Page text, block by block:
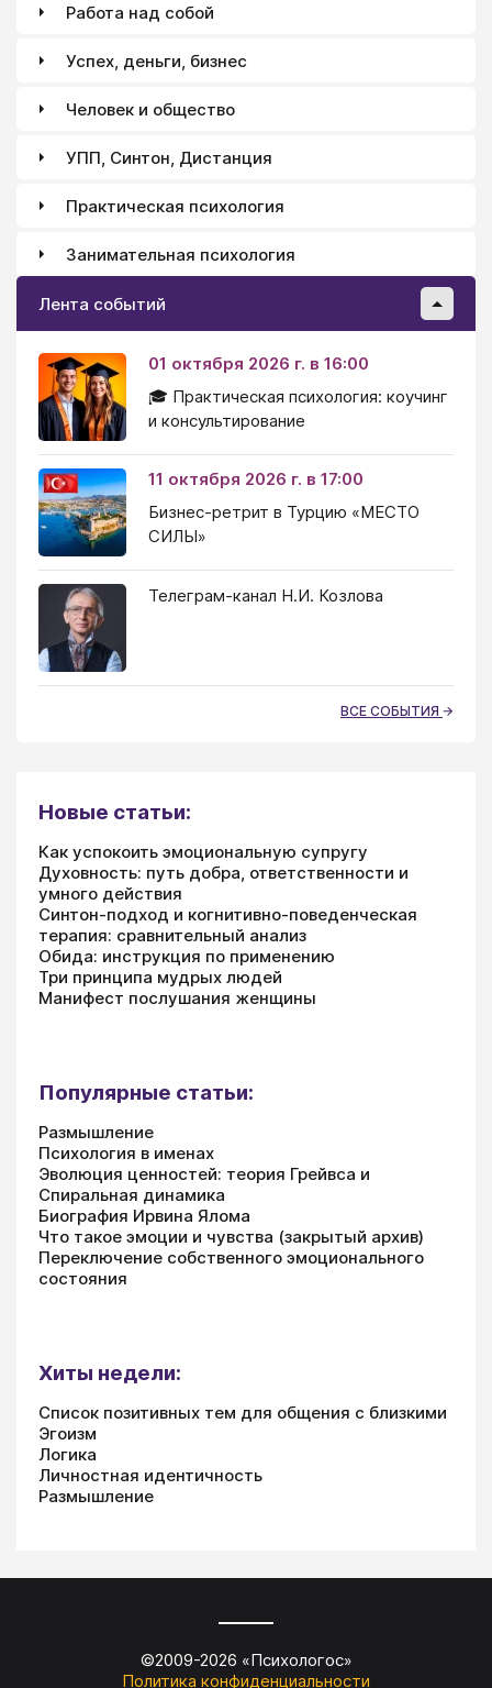
Работа над собой
Успех, деньги, бизнес
Человек и общество
УПП, Синтон, Дистанция
Практическая психология
Занимательная психология
Лента событий
01 октября 2026 г. в 16:00
🎓 Практическая психология: коучинг
и консультирование
11 октября 2026 г. в 17:00
Бизнес-ретрит в Турцию «МЕСТО
СИЛЫ»
Телеграм-канал Н.И. Козлова
ВСЕ СОБЫТИЯ
Новые статьи:
Как успокоить эмоциональную супругу
Духовность: путь добра, ответственности и
умного действия
Синтон-подход и когнитивно-поведенческая
терапия: сравнительный анализ
Обида: инструкция по применению
Три принципа мудрых людей
Манифест послушания женщины
Популярные статьи:
Размышление
Психология в именах
Эволюция ценностей: теория Грейвса и
Спиральная динамика
Биография Ирвина Ялома
Что такое эмоции и чувства (закрытый архив)
Переключение собственного эмоционального
состояния
Хиты недели:
Список позитивных тем для общения с близкими
Эгоизм
Логика
Личностная идентичность
Размышление
©2009-2026 «Психологос»
Политика конфиденциальности